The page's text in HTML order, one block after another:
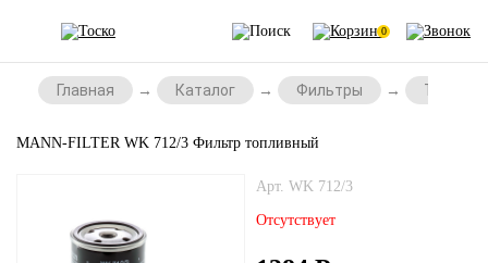
0
Главная Каталог Фильтры
MANN-FILTER WK 712/3 Фильтр топливный
Арт. WK 712/3
Отсутствует